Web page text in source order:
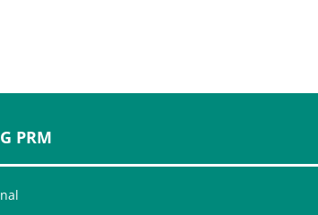
PRM